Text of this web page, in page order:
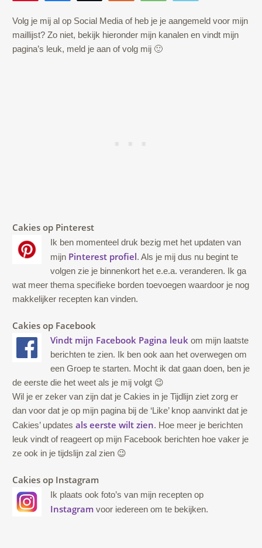
Volg je mij al op Social Media of heb je je aangemeld voor mijn
maillijst? Zo niet, bekijk hieronder mijn kanalen en vindt mijn
pagina’s leuk, meld je aan of volg mij 🙂
Cakies op Pinterest
Ik ben momenteel druk bezig met het updaten van
mijn Pinterest profiel. Als je mij dus nu begint te
volgen zie je binnenkort het e.e.a. veranderen. Ik ga
wat meer thema specifieke borden toevoegen waardoor je nog
makkelijker recepten kan vinden.
Cakies op Facebook
Vindt mijn Facebook Pagina leuk om mijn laatste
berichten te zien. Ik ben ook aan het overwegen om
een Groep te starten. Mocht ik dat gaan doen, ben je
de eerste die het weet als je mij volgt 😉
Wil je er zeker van zijn dat je Cakies in je Tijdlijn ziet zorg er
dan voor dat je op mijn pagina bij de ‘Like’ knop aanvinkt dat je
Cakies’ updates als eerste wilt zien. Hoe meer je berichten
leuk vindt of reageert op mijn Facebook berichten hoe vaker je
ze ook in je tijdslijn zal zien 😉
Cakies op Instagram
Ik plaats ook foto’s van mijn recepten op
Instagram voor iedereen om te bekijken.